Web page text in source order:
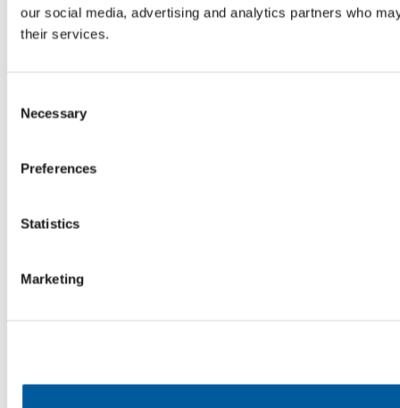
our social media, advertising and analytics partners who
their services.
Selection
Necessary
Preferences
Statistics
Marketing